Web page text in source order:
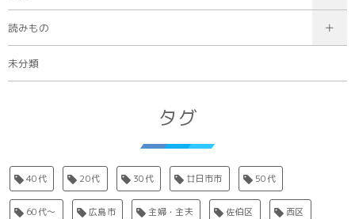
読みもの
未分類
タグ
40代 20代 30代 廿日市市 50代
60代〜 広島市 主婦・主夫 佐伯区 西区